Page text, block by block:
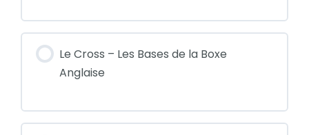
Le Cross – Les Bases de la Boxe
Anglaise